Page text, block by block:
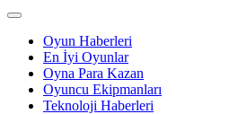
Oyun Haberleri
En İyi Oyunlar
Oyna Para Kazan
Oyuncu Ekipmanları
Teknoloji Haberleri